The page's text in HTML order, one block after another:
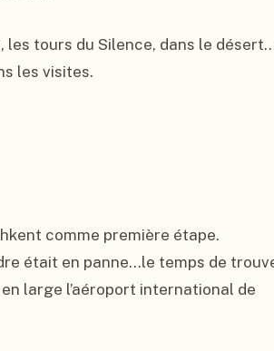
les tours du Silence, dans le
les visites.
comme première étape.
était en panne…le temps de
large l’aéroport international de